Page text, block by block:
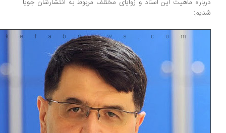
ماهیت این اسناد و زوایای مختلف مربوط به انتشارشان جویا